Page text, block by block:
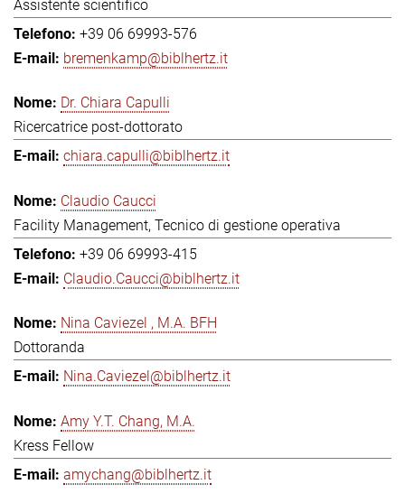
Assistente scientifico
+39 06 69993-576
bremenkamp@biblhertz.it
Dr. Chiara Capulli
Ricercatrice post-dottorato
chiara.capulli@biblhertz.it
Claudio Caucci
Facility Management, Tecnico di gestione operativa
+39 06 69993-415
Claudio.Caucci@biblhertz.it
Nina Caviezel , M.A. BFH
Dottoranda
Nina.Caviezel@biblhertz.it
Amy Y.T. Chang, M.A.
Kress Fellow
amychang@biblhertz.it